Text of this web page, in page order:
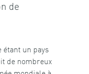
de
étant un pays
de nombreux